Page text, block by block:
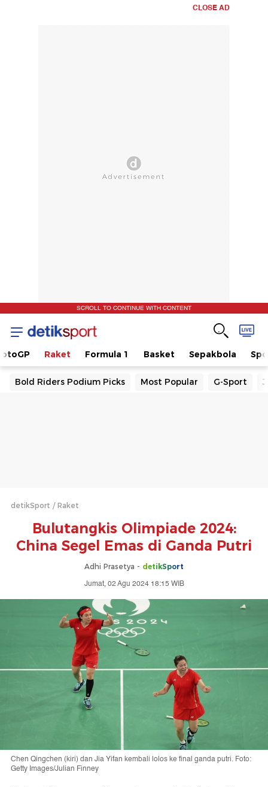
CLOSE AD
SCROLL TO CONTINUE WITH CONTENT
Raket Formula 1 Basket Sepakbola
Bold Riders Podium Picks Most Popular G-Sport
detikSport Raket
Bulutangkis Olimpiade 2024:
China Segel Emas di Ganda Putri
Adhi Prasetya - detikSport
Jumat, 02 Agu 2024 18:15 WIB
Chen Qingchen (kiri) dan Jia Yifan kembali lolos ke final ganda putri. Foto:
Getty Images/Julian Finney